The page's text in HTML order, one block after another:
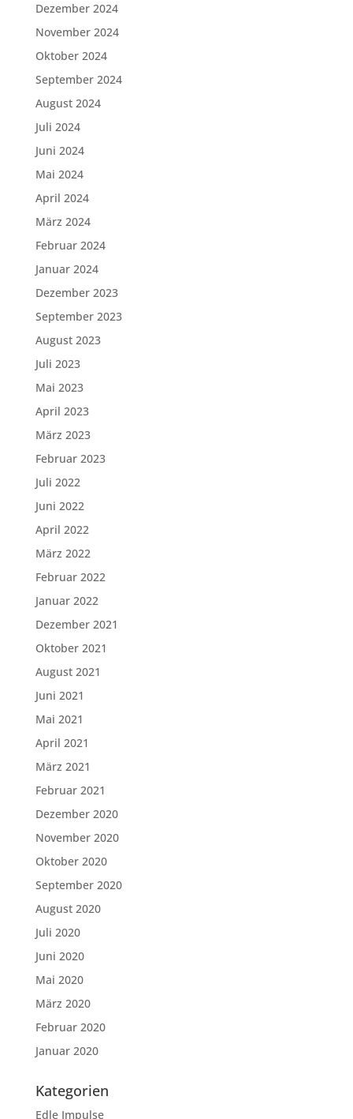
Dezember 2024
November 2024
Oktober 2024
September 2024
August 2024
Juli 2024
Juni 2024
Mai 2024
April 2024
März 2024
Februar 2024
Januar 2024
Dezember 2023
September 2023
August 2023
Juli 2023
Mai 2023
April 2023
März 2023
Februar 2023
Juli 2022
Juni 2022
April 2022
März 2022
Februar 2022
Januar 2022
Dezember 2021
Oktober 2021
August 2021
Juni 2021
Mai 2021
April 2021
März 2021
Februar 2021
Dezember 2020
November 2020
Oktober 2020
September 2020
August 2020
Juli 2020
Juni 2020
Mai 2020
März 2020
Februar 2020
Januar 2020
Kategorien
Edle Impulse